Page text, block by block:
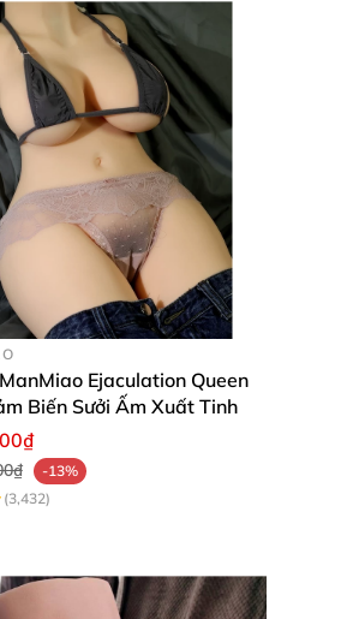
có chiều sâu, vừa
hoa quyến rũ).
đỏ).
chăm chút tỉ mỉ, khiến
Ejaculation Queen
Biến Sưởi Ấm Xuất Tinh
-13%
(3,432)